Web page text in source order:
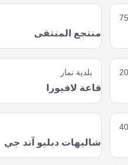
منتجع المنتقى
بلدية نمار
قاعة لافيورا